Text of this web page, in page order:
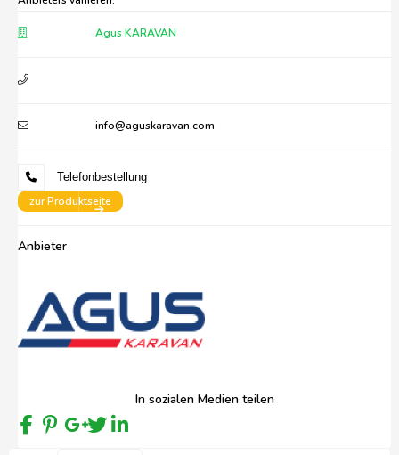
Agus KARAVAN
info@aguskaravan.com
Telefonbestellung
zur Produktseite
Anbieter
In sozialen Medien teilen